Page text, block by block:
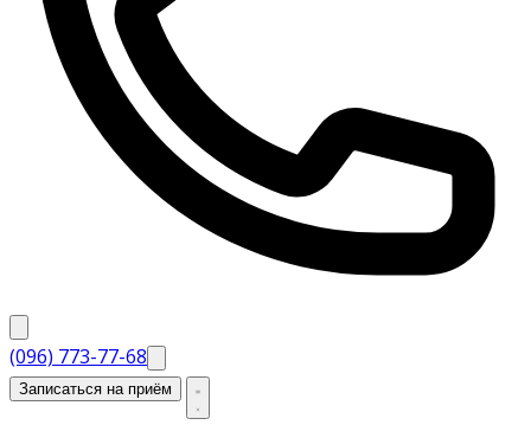
(096) 773-77-68
Записаться на приём